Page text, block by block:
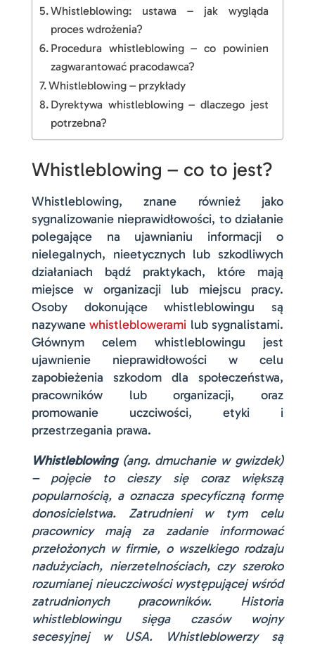
Whistleblowing: ustawa – jak wygląda
proces wdrożenia?
Procedura whistleblowing – co powinien
zagwarantować pracodawca?
Whistleblowing – przykłady
Dyrektywa whistleblowing – dlaczego jest
potrzebna?
Whistleblowing – co to jest?
Whistleblowing, znane również jako
sygnalizowanie nieprawidłowości, to działanie
polegające na ujawnianiu informacji o
nielegalnych, nieetycznych lub szkodliwych
działaniach bądź praktykach, które mają
miejsce w organizacji lub miejscu pracy.
Osoby dokonujące whistleblowingu są
nazywanewhistleblowerami lub sygnalistami.
Głównym celem whistleblowingu jest
ujawnienie nieprawidłowości w celu
zapobieżenia szkodom dla społeczeństwa,
pracowników lub organizacji, oraz
promowanie uczciwości, etyki i
przestrzegania prawa.
Whistleblowing(ang. dmuchanie w gwizdek)
– pojęcie to cieszy się coraz większą
popularnością, a oznacza specyficzną formę
donosicielstwa. Zatrudnieni w tym celu
pracownicy mają za zadanie informować
przełożonych w firmie, o wszelkiego rodzaju
nadużyciach, nierzetelnościach, czy szeroko
rozumianej nieuczciwości występującej wśród
zatrudnionych pracowników. Historia
whistleblowingu sięga czasów wojny
secesyjnej w USA. Whistleblowerzy są